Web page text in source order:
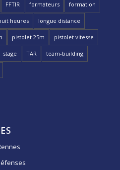
FFTIR formateurs formation
heures longue distance
pistolet 25m pistolet vitesse
stage TAR team-building